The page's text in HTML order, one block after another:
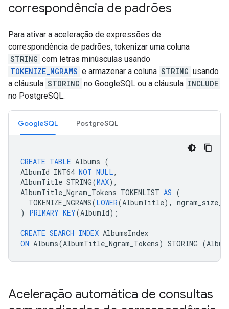
correspondência de padrões
Para ativar a aceleração de expressões de
correspondência de padrões, tokenizar uma coluna
STRING com letras minúsculas usando
TOKENIZE_NGRAMS e armazenar a coluna STRING usando
a cláusula STORING no GoogleSQL ou a cláusula INCLUDE
no PostgreSQL.
GoogleSQL PostgreSQL
CREATE TABLE Albums (
AlbumId INT64 NOT NULL,
AlbumTitle STRING(MAX),
AlbumTitle_Ngram_Tokens TOKENLIST AS (
TOKENIZE_NGRAMS(LOWER(AlbumTitle),
)
PRIMARY KEY(AlbumId);
CREATE SEARCH INDEX AlbumsIndex
ON Albums(AlbumTitle_Ngram_Tokens) STORING (
Aceleração automática de consultas